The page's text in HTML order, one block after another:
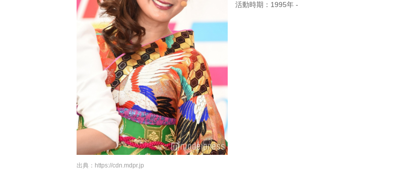
活動時期：1995年 -
出典： https://cdn.mdpr.jp